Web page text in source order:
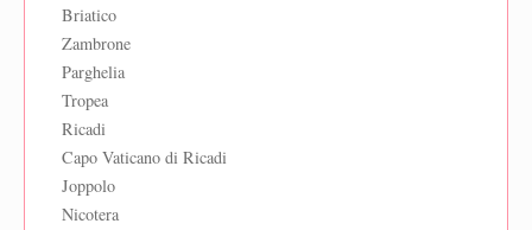
Briatico
Zambrone
Parghelia
Tropea
Ricadi
Capo Vaticano di Ricadi
Joppolo
Nicotera